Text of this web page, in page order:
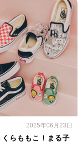
2025年06月23日
らももこ！まる子